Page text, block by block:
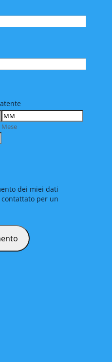
Mese
dei miei dati
per un